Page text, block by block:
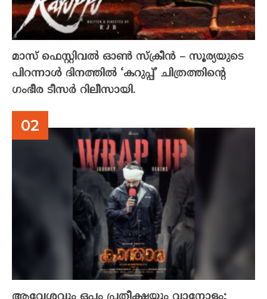
മാസ് ഫെസ്റ്റിവൽ ഓൺ സ്‌ക്രീൻ – സൂര്യയുടെ
പിറന്നാൾ ദിനത്തിൽ ‘കറുപ്പ്’ ചിത്രത്തിന്റെ
ഗംഭീര ടീസർ റിലീസായി.